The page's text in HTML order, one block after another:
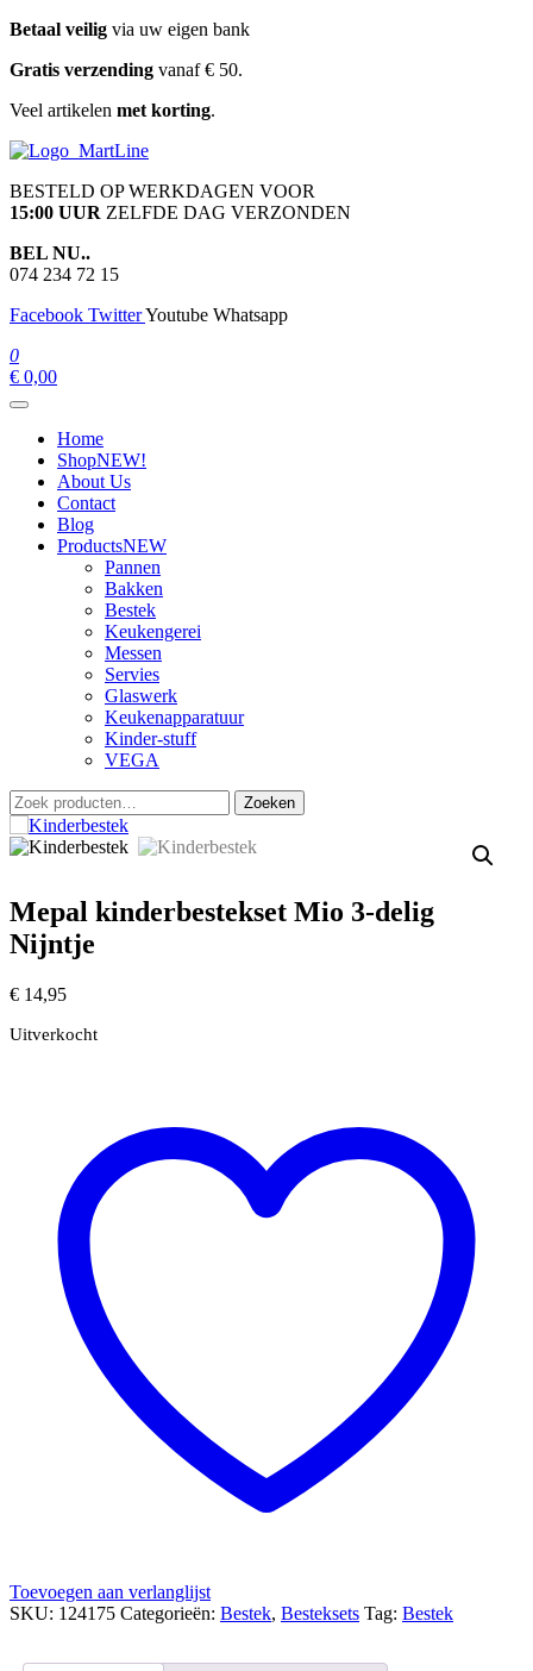
Ga
de
Betaal veilig via uw eigen bank
Gratis verzending vanaf € 50.
Veel artikelen met korting.
martline.nl
BESTELD OP WERKDAGEN VOOR
15:00 UUR ZELFDE DAG VERZONDEN
BEL NU..
074 234 72 15
Facebook TwitterYoutube Whatsapp
0
€ 0,00
Home
ShopNEW!
About Us
Contact
Blog
ProductsNEW
Pannen
Bakken
Bestek
Keukengerei
Messen
Servies
Glaswerk
Keukenapparatuur
Kinder-stuff
VEGA
Zoeken
naar:
Zoeken
Mepal kinderbestekset Mio 3-delig
Nijntje
€ 14,95
Uitverkocht
Toevoegen aan verlanglijst
SKU: 124175 Categorieën: Bestek, Besteksets Tag: Bestek